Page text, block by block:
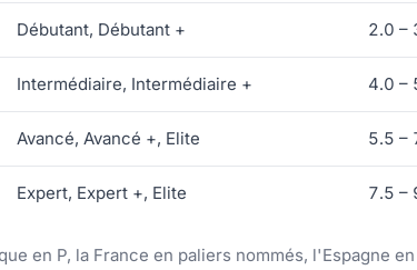
Débutant, Débutant + 2.0 –
Intermédiaire, Intermédiaire + 4.0 –
Avancé, Avancé +, Elite 5.5 –
Expert, Expert +, Elite 7.5 –
en P, la France en paliers nommés, l'Espagne